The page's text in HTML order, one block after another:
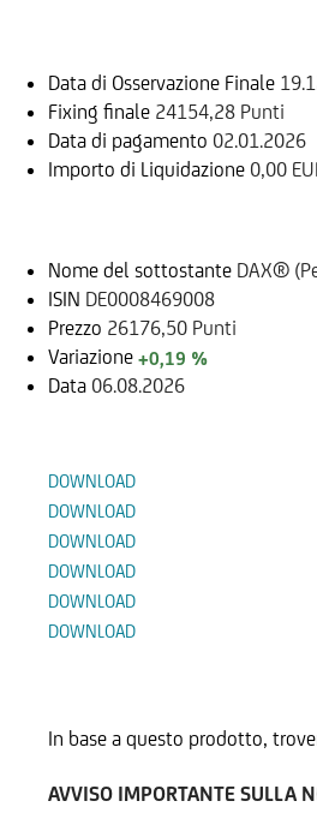
Data di Osservazione Finale
Fixing finale 24154,28 Punti
Data di pagamento 02.01.2026
Importo di Liquidazione 0,00
Nome del sottostante DAX®
ISIN DE0008469008
Prezzo 26176,50 Punti
Variazione +0,19 %
Data 06.08.2026
DOWNLOAD
DOWNLOAD
DOWNLOAD
DOWNLOAD
DOWNLOAD
DOWNLOAD
In base a questo prodotto,
AVVISO IMPORTANTE SULLA